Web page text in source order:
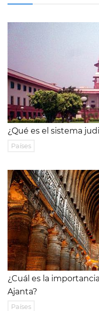
¿Qué es el sistema
Países
¿Cuál es la
Ajanta?
Países